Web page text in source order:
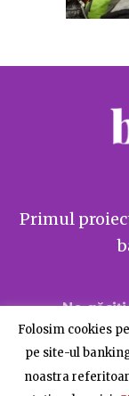
Primul
Ne găsiți
Folosim cookies
pe site-ul
noastra